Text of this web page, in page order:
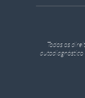
Todos os
autodiagnóstico